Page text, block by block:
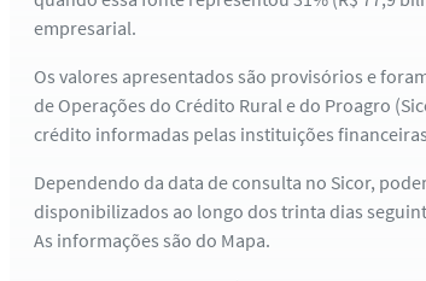
empresarial.
Os valores apresentados são provisórios e
de Operações do Crédito Rural e do Proagro
crédito informadas pelas instituições
Dependendo da data de consulta no Sicor,
disponibilizados ao longo dos trinta dias
As informações são do Mapa.